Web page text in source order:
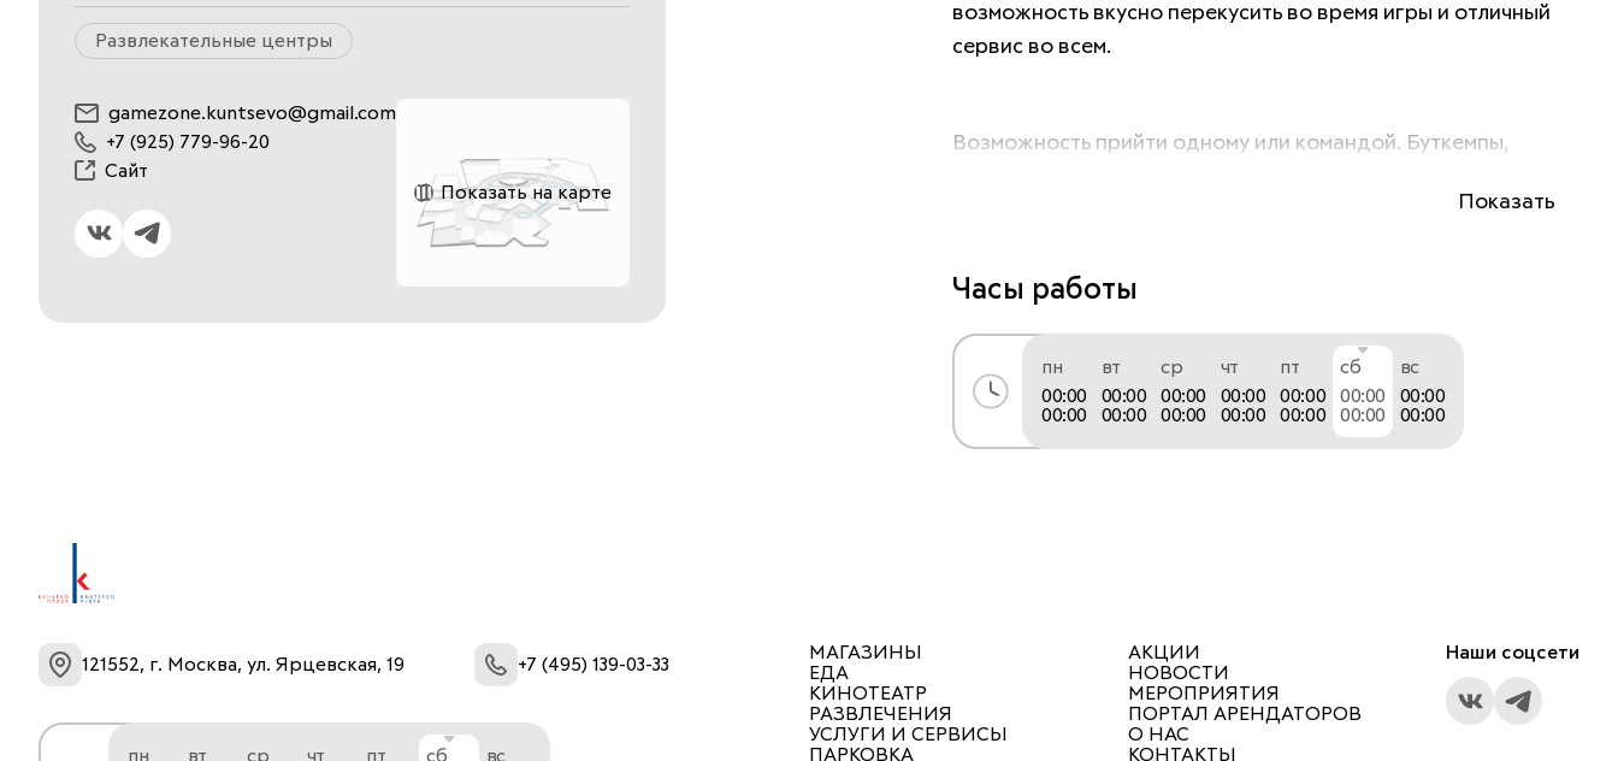
Развлекательные центры
gamezone.kuntsevo@gmail.com
+7 (925) 779-96-20
Сайт
Показать на карте
возможность вкусно перекусить во время игры и отличный
сервис во всем.
Возможность прийти одному или командой. Буткемпы,
Показать
Часы работы
пн
00:00
00:00
вт
00:00
00:00
ср
00:00
00:00
чт
00:00
00:00
пт
00:00
00:00
сб
00:00
00:00
вс
00:00
00:00
121552, г. Москва, ул. Ярцевская, 19 +7 (495) 139-03-33
пн вт ср чт пт сб вс
МАГАЗИНЫ
ЕДА
КИНОТЕАТР
РАЗВЛЕЧЕНИЯ
УСЛУГИ И СЕРВИСЫ
ПАРКОВКА
АКЦИИ
НОВОСТИ
МЕРОПРИЯТИЯ
ПОРТАЛ АРЕНДАТОРОВ
О НАС
КОНТАКТЫ
Наши соцсети